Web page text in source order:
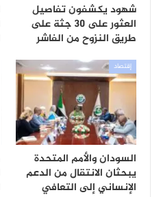
شهود يكشفون تفاصيل
العثور على 30 جثة على
طريق النزوح من الفاشر
إقتصاد
السودان والأمم المتحدة
يبحثان الانتقال من الدعم
الإنساني إلى التعافي